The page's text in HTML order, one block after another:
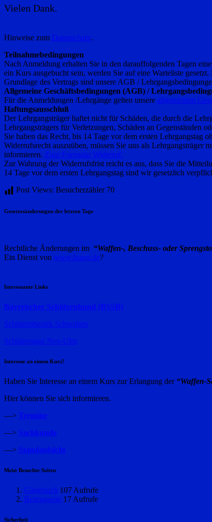
Vielen Dank.
Hinweise zum Datenschutz.
Teilnahmebedingungen
Nach Anmeldung erhalten Sie in den darauffolgenden Tagen
ein Kurs ausgebucht sein, werden Sie auf eine Warteliste
Grundlage des Vertrags sind unsere AGB /
Allgemeine Geschäftsbedingungen (AGB) /
Für die Anmeldungen /Lehrgänge gelten unsere allgemeinen
Haftungsausschluß
Der Lehrgangsträger haftet nicht für Schäden, die durch die
Lehrgangsträgers für Verletzungen, Schäden an Gegenständen
Sie haben das Recht, bis 14 Tage vor dem ersten
Widerrufsrecht auszuüben, müssen Sie uns als
informieren. Zum Formular Widerruf.
Zur Wahrung der Widerrufsfrist reicht es aus, dass Sie die
14 Tage vor dem ersten Lehrgangstag sind wir gesetzlich
Post Views: Besucherzähler 70
Gesetzesänderungen der letzten Tage
Rechtliche Änderungen im “Waffen-, Beschuss- oder
Ein Dienst von www.buzer.de?
Interessante Links
Bayerischer Schützenbund (BSSB)
Schützenbezirk Schwaben
Schützengau Neu-Ulm
Interesse an einem Kurs?
Haben Sie Interesse an einem Kurs zur Erlangung der “Waffen-
Hier können Sie sich informieren.
—> Termine
—> Sachkunde
—> Standaufsicht
Meist Besuchte Seiten
Gästebuch 107 Aufrufe
Beitragseite 17 Aufrufe
Sicherheit